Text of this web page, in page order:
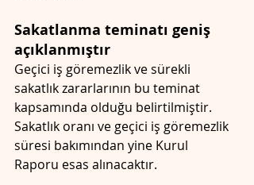
Sakatlanma teminatı geniş
açıklanmıştır
Geçici iş göremezlik ve sürekli
sakatlık zararlarının bu teminat
kapsamında olduğu belirtilmiştir.
Sakatlık oranı ve geçici iş göremezlik
süresi bakımından yine Kurul
Raporu esas alınacaktır.